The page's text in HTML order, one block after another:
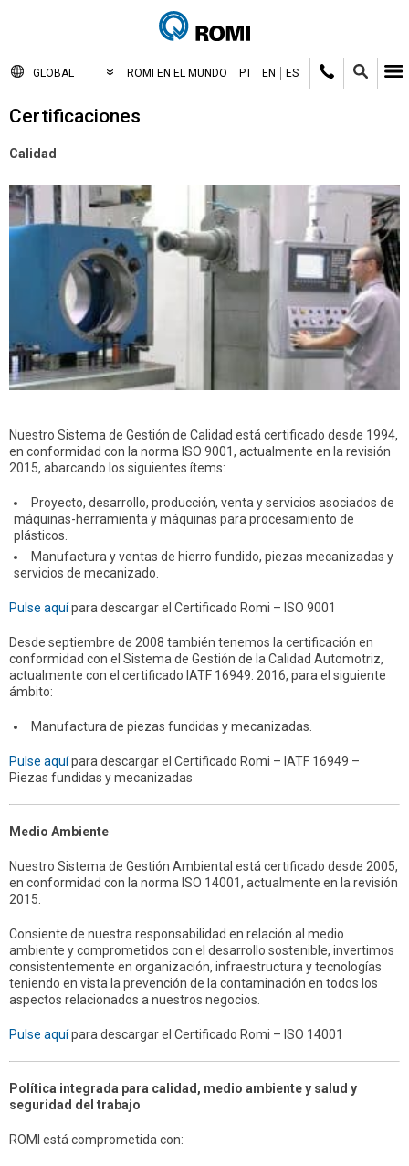
GLOBAL ROMI EN EL MUNDO PT EN ES
Certificaciones
Calidad
Nuestro Sistema de Gestión de Calidad está certificado desde 1994,
en conformidad con la norma ISO 9001, actualmente en la revisión
2015, abarcando los siguientes ítems:
Proyecto, desarrollo, producción, venta y servicios asociados de
máquinas-herramienta y máquinas para procesamiento de
plásticos.
Manufactura y ventas de hierro fundido, piezas mecanizadas y
servicios de mecanizado.
Pulse aquípara descargar el Certificado Romi – ISO 9001
Desde septiembre de 2008 también tenemos la certificación en
conformidad con el Sistema de Gestión de la Calidad Automotriz,
actualmente con el certificado IATF 16949: 2016, para el siguiente
ámbito:
Manufactura de piezas fundidas y mecanizadas.
Pulse aquípara descargar el Certificado Romi – IATF 16949 –
Piezas fundidas y mecanizadas
Medio Ambiente
Nuestro Sistema de Gestión Ambiental está certificado desde 2005,
en conformidad con la norma ISO 14001, actualmente en la revisión
2015.
Consiente de nuestra responsabilidad en relación al medio
ambiente y comprometidos con el desarrollo sostenible, invertimos
consistentemente en organización, infraestructura y tecnologías
teniendo en vista la prevención de la contaminación en todos los
aspectos relacionados a nuestros negocios.
Pulse aquípara descargar el Certificado Romi – ISO 14001
Política integrada para calidad, medio ambiente y salud y
seguridad del trabajo
ROMI está comprometida con: